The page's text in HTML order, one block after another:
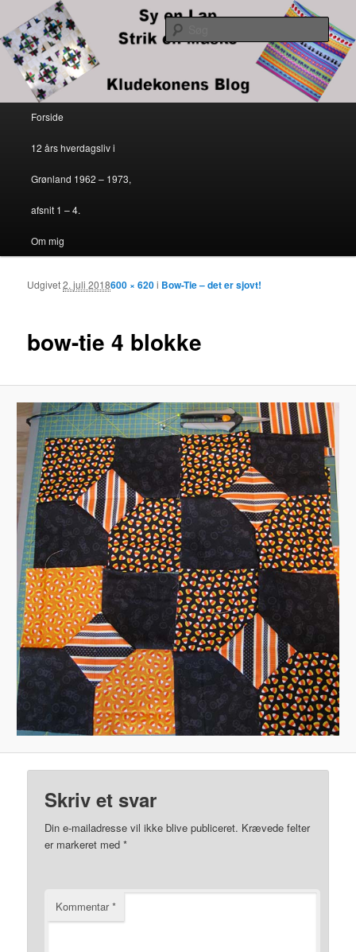
Sy en lap – strik en maske
Kludekonens blog
Søg
Fortsæt til primært indhold
Fortsæt til sekundært indhold
Forside
12 års hverdagsliv i
Grønland 1962 – 1973,
afsnit 1 – 4.
Om mig
bow-tie 4 blokke
Udgivet2. juli 2018600 × 620i Bow-Tie – det er sjovt!
Skriv et svar
Din e-mailadresse vil ikke blive publiceret. Krævede felter
er markeret med*
Kommentar*